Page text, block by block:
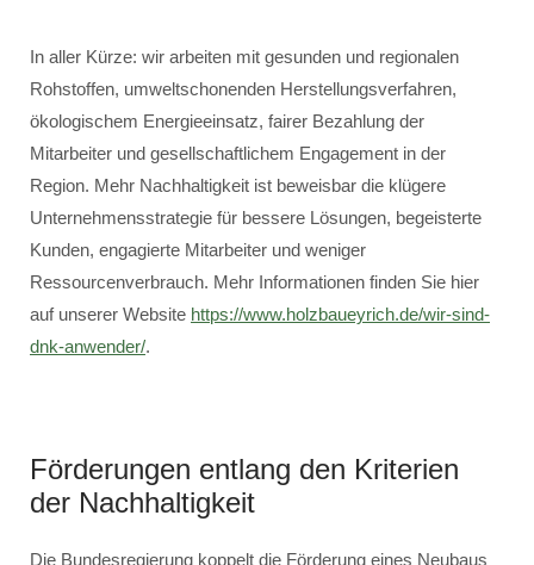
In aller Kürze: wir arbeiten mit gesunden und regionalen
Rohstoffen, umweltschonenden Herstellungsverfahren,
ökologischem Energieeinsatz, fairer Bezahlung der
Mitarbeiter und gesellschaftlichem Engagement in der
Region. Mehr Nachhaltigkeit ist beweisbar die klügere
Unternehmensstrategie für bessere Lösungen, begeisterte
Kunden, engagierte Mitarbeiter und weniger
Ressourcenverbrauch. Mehr Informationen finden Sie hier
auf unserer Website https://www.holzbaueyrich.de/wir-sind-
dnk-anwender/.
Förderungen entlang den Kriterien
der Nachhaltigkeit
Die Bundesregierung koppelt die Förderung eines Neubaus